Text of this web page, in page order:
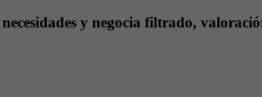
y negocia filtrado,